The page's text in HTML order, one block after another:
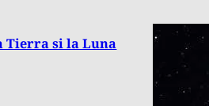
Tierra si la Luna